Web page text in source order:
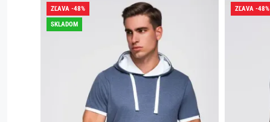
ZĽAVA -48%
SKLADOM
ZĽAVA -48%